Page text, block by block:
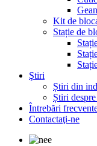
Kit de
Stație de
Ştiri
Știri din
Știri
Întrebări
Contactaţi-ne